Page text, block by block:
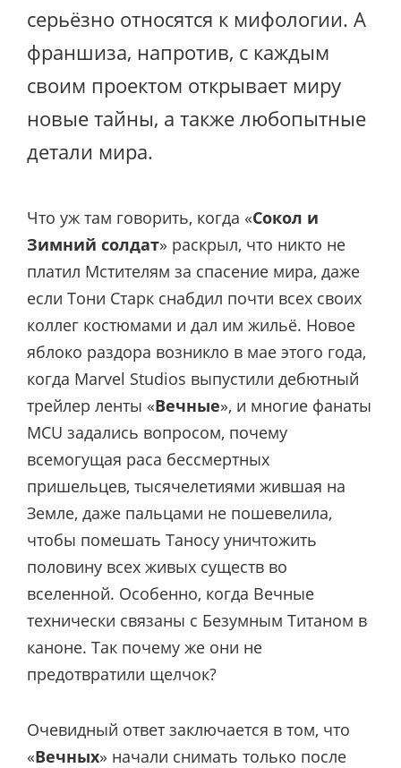
серьёзно относятся к мифологии. А
франшиза, напротив, с каждым
своим проектом открывает миру
новые тайны, а также любопытные
детали мира.
Что уж там говорить, когда «Сокол и
Зимний солдат» раскрыл, что никто не
платил Мстителям за спасение мира, даже
если Тони Старк снабдил почти всех своих
коллег костюмами и дал им жильё. Новое
яблоко раздора возникло в мае этого года,
когда Marvel Studios выпустили дебютный
трейлер ленты «Вечные», и многие фанаты
MCU задались вопросом, почему
всемогущая раса бессмертных
пришельцев, тысячелетиями жившая на
Земле, даже пальцами не пошевелила,
чтобы помешать Таносу уничтожить
половину всех живых существ во
вселенной. Особенно, когда Вечные
технически связаны с Безумным Титаном в
каноне. Так почему же они не
предотвратили щелчок?
Очевидный ответ заключается в том, что
«Вечных» начали снимать только после